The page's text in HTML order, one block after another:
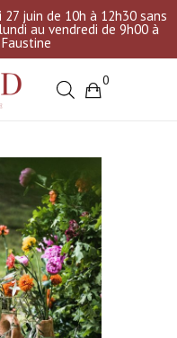
juin de 10h à 12h30 sans
au vendredi de 9h00 à
0